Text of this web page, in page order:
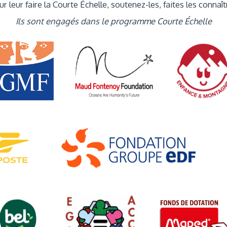
leur faire la Courte Échelle, soutenez-les, faites les
Ils sont engagés dans le programme Courte Échelle